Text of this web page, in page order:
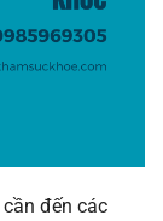
đến các